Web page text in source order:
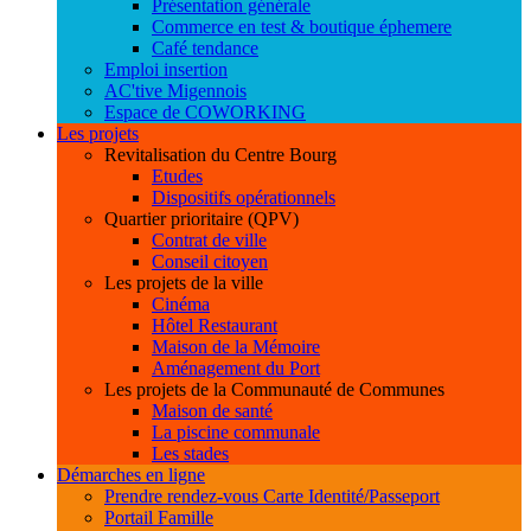
Présentation générale
Commerce en test & boutique éphemere
Café tendance
Emploi insertion
AC'tive Migennois
Espace de COWORKING
Les projets
Revitalisation du Centre Bourg
Etudes
Dispositifs opérationnels
Quartier prioritaire (QPV)
Contrat de ville
Conseil citoyen
Les projets de la ville
Cinéma
Hôtel Restaurant
Maison de la Mémoire
Aménagement du Port
Les projets de la Communauté de Communes
Maison de santé
La piscine communale
Les stades
Démarches en ligne
Prendre rendez-vous Carte Identité/Passeport
Portail Famille